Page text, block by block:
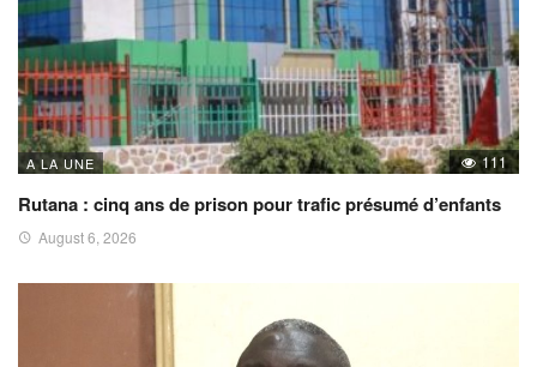
A LA UNE 111
Rutana : cinq ans de prison pour trafic présumé d’enfants
August 6, 2026